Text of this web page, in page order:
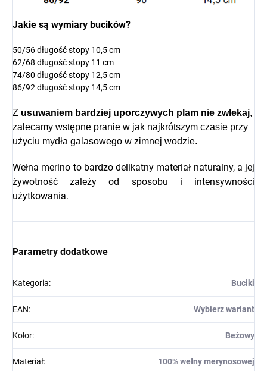
Jakie są wymiary bucików?
50/56 długość stopy 10,5 cm
62/68 długość stopy 11 cm
74/80 długość stopy 12,5 cm
86/92 długość stopy 14,5 cm
Z usuwaniem bardziej uporczywych plam nie zwlekaj,
zalecamy wstępne pranie w jak najkrótszym czasie przy
użyciu mydła galasowego w zimnej wodzie.
Wełna merino to bardzo delikatny materiał naturalny, a jej
żywotność zależy od sposobu i intensywności
użytkowania.
Parametry dodatkowe
Kategoria: Buciki
EAN: Wybierz wariant
Kolor: Beżowy
Materiał: 100% wełny merynosowej